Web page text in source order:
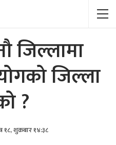
जिल्लामा
जिल्ला
?
१८, शुक्रबार १४:३८